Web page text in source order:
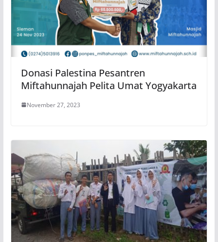
Donasi Palestina Pesantren
Miftahunnajah Pelita Umat Yogyakarta
November 27, 2023